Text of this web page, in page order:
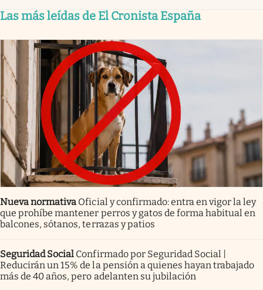
Las más leídas de El Cronista España
Nueva normativa Oficial y confirmado: entra en vigor la ley
que prohíbe mantener perros y gatos de forma habitual en
balcones, sótanos, terrazas y patios
Seguridad Social Confirmado por Seguridad Social |
Reducirán un 15% de la pensión a quienes hayan trabajado
más de 40 años, pero adelanten su jubilación